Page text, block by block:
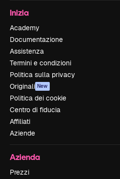
Inizia
Academy
Documentazione
Assistenza
Termini e condizioni
Politica sulla privacy
Originali New
Politica dei cookie
Centro di fiducia
Affiliati
Aziende
Azienda
Prezzi